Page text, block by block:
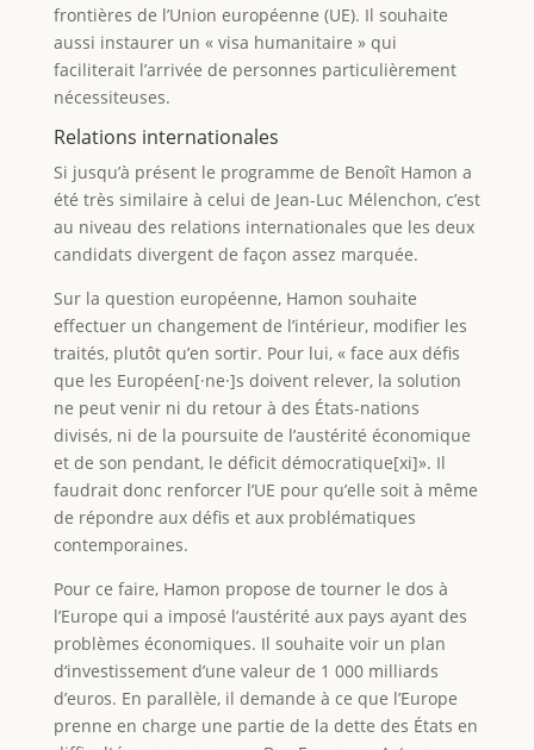
frontières de l’Union européenne (UE). Il souhaite
aussi instaurer un « visa humanitaire » qui
faciliterait l’arrivée de personnes particulièrement
nécessiteuses.
Relations internationales
Si jusqu’à présent le programme de Benoît Hamon a
été très similaire à celui de Jean-Luc Mélenchon, c’est
au niveau des relations internationales que les deux
candidats divergent de façon assez marquée.
Sur la question européenne, Hamon souhaite
effectuer un changement de l’intérieur, modifier les
traités, plutôt qu’en sortir. Pour lui, « face aux défis
que les Européen[·ne·]s doivent relever, la solution
ne peut venir ni du retour à des États-nations
divisés, ni de la poursuite de l’austérité économique
et de son pendant, le déficit démocratique[xi]». Il
faudrait donc renforcer l’UE pour qu’elle soit à même
de répondre aux défis et aux problématiques
contemporaines.
Pour ce faire, Hamon propose de tourner le dos à
l’Europe qui a imposé l’austérité aux pays ayant des
problèmes économiques. Il souhaite voir un plan
d‘investissement d’une valeur de 1 000 milliards
d’euros. En parallèle, il demande à ce que l’Europe
prenne en charge une partie de la dette des États en